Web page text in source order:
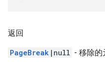
返回
PageBreak |null - 移除的